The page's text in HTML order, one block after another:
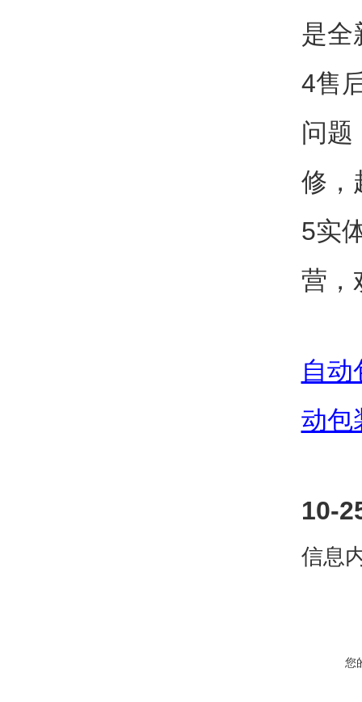
是全
4售
问题
修，
5实
营，
自动
动包
10-
信息
您